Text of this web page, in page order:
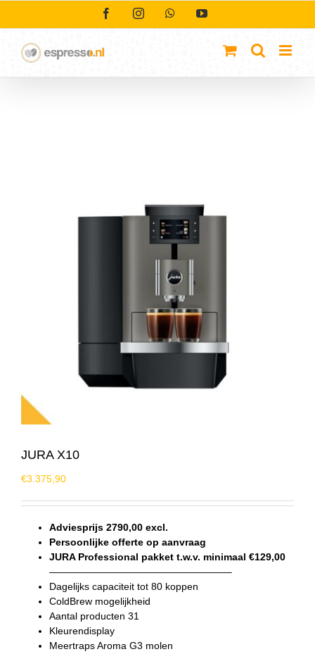
JURA X10
€3.375,90
Adviesprijs 2790,00 excl.
Persoonlijke offerte op aanvraag
JURA Professional pakket t.w.v. minimaal €129,00
——————————————————–
Dagelijks capaciteit tot 80 koppen
ColdBrew mogelijkheid
Aantal producten 31
Kleurendisplay
Meertraps Aroma G3 molen